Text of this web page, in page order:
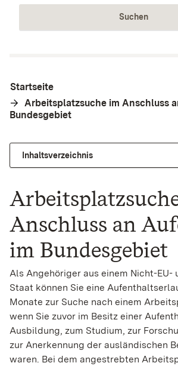
Suchen
Startseite
Arbeitsplatzsuche im Anschluss
Bundesgebiet
Inhaltsverzeichnis
Anschluss an
im Bundesgebiet
Als Angehöriger aus einem Nicht-EU-
Staat können Sie eine
Monate zur Suche nach einem
wenn Sie zuvor im Besitz einer
Ausbildung, zum Studium, zur
zur Anerkennung der ausländischen
waren. Bei dem angestrebten